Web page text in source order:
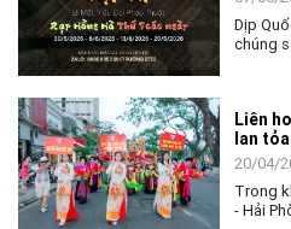
Dịp
chúng
truyền
lương
Bằng tư
trình
ảo,
khán
Liên
lan
đương
20/04/
Trong
- Hải